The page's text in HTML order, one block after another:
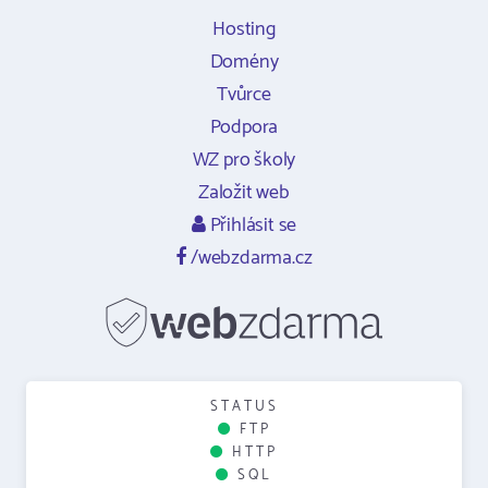
Hosting
Domény
Tvůrce
Podpora
WZ pro školy
Založit web
Přihlásit se
/webzdarma.cz
STATUS
FTP
HTTP
SQL